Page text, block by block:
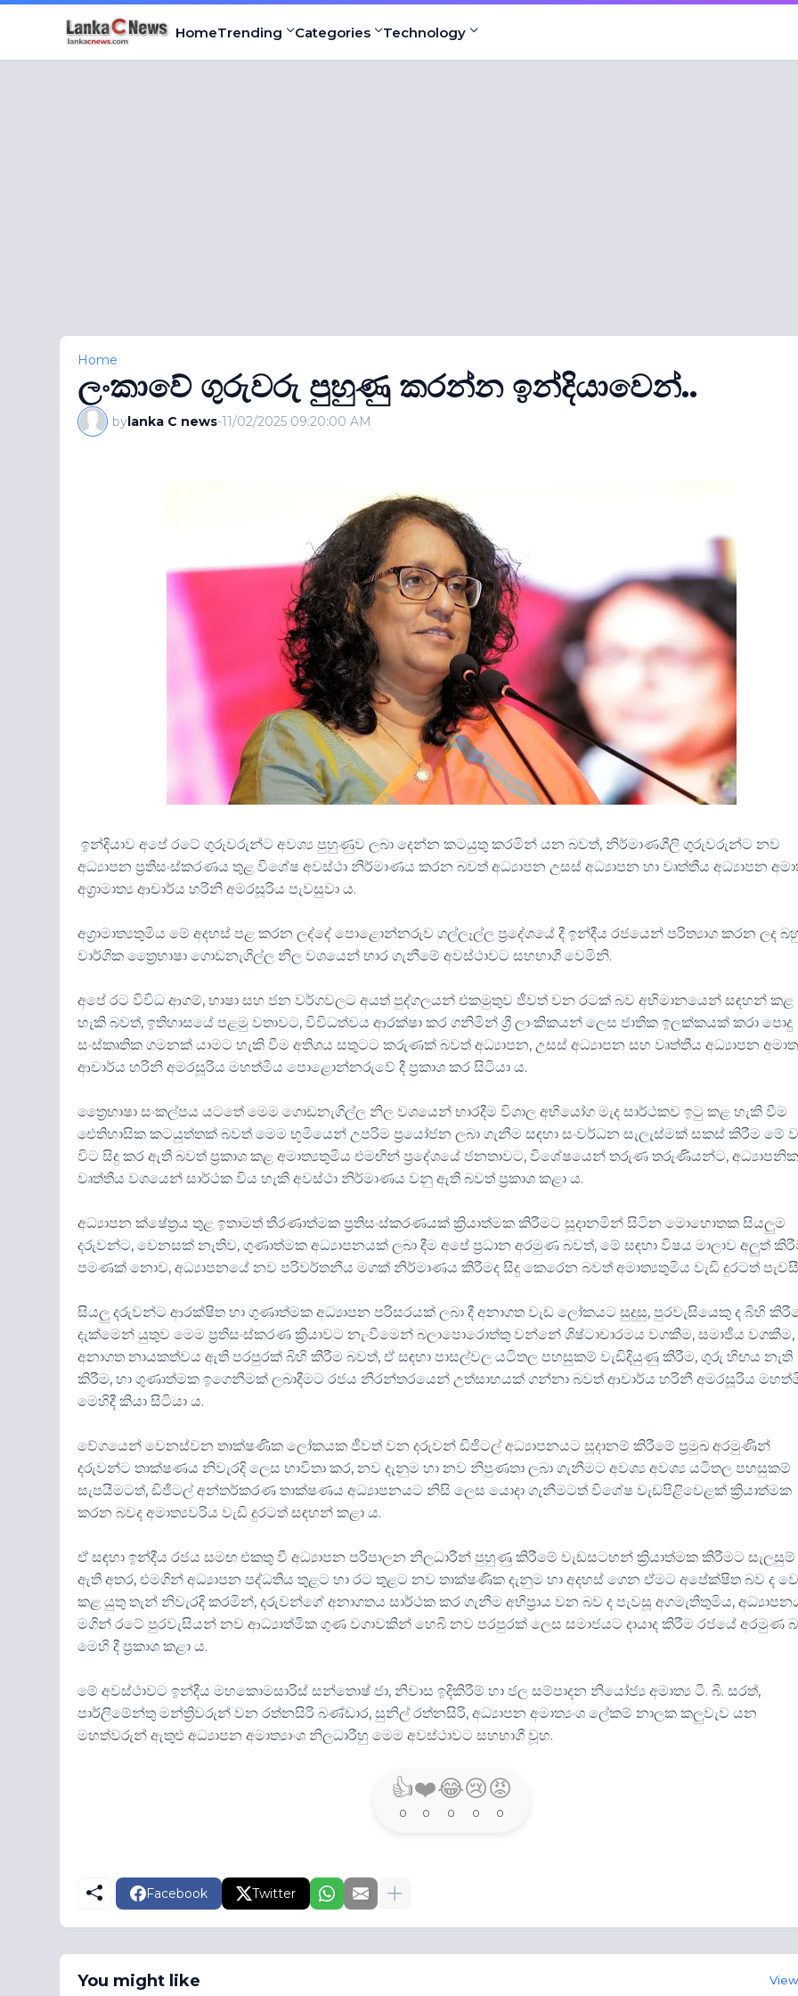
HomeTrending Categories Technology
Home
ලංකාවේ ගුරුවරු පුහුණු කරන්න ඉන්දියාවෙන්..
bylanka C news-11/02/2025 09:20:00 AM
ඉන්දියාව අපේ රටේ ගුරුවරුන්ට අවශ්‍ය පුහුණුව ලබා දෙන්න කටයුතු කරමින් යන බවත්, නිර්මාණශීලි ගුරුවරුන්ට නව
අධ්‍යාපන ප්‍රතිසංස්කරණය තුළ විශේෂ අවස්ථා නිර්මාණය කරන බවත් අධ්‍යාපන උසස් අධ්‍යාපන හා වෘත්තීය අධ්‍යාපන
අග්‍රාමාත්‍ය ආචාර්ය හරිනි අමරසූරිය පැවසුවා ය.
අග්‍රාමාත්‍යතුමිය මේ අදහස් පළ කරන ලද්දේ පොළොන්නරුව ගල්ලෑල්ල ප්‍රදේශයේ දී ඉන්දීය රජයෙන් පරිත්‍යාග කරන ලද
වාර්ගික ත්‍රෛභාෂා ගොඩනැගිල්ල නිල වශයෙන් භාර ගැනීමේ අවස්ථාවට සහභාගී වෙමිනි.
අපේ රට විවිධ ආගම්, භාෂා සහ ජන වර්ගවලට අයත් පුද්ගලයන් එකමුතුව ජීවත් වන රටක් බව අභිමානයෙන් සඳහන් කළ
හැකි බවත්, ඉතිහාසයේ පළමු වතාවට, විවිධත්වය ආරක්ෂා කර ගනිමින් ශ්‍රී ලාංකිකයන් ලෙස ජාතික ඉලක්කයක් කරා පොදු
සංස්කෘතික ගමනක් යාමට හැකි වීම අතිශය සතුටට කරුණක් බවත් අධ්‍යාපන, උසස් අධ්‍යාපන සහ වෘත්තීය අධ්‍යාපන
ආචාර්ය හරිනි අමරසූරිය මහත්මිය පොළොන්නරුවේ දී ප්‍රකාශ කර සිටියා ය.
ත්‍රෛභාෂා සංකල්පය යටතේ මෙම ගොඩනැගිල්ල නිල වශයෙන් භාරදීම විශාල අභියෝග මැද සාර්ථකව ඉටු කළ හැකි වීම
‍ඓතිහාසික කටයුත්තක් බවත් මෙම භූමියෙන් උපරිම ප්‍රයෝජන ලබා ගැනීම සඳහා සංවර්ධන සැලැස්මක් සකස් කිරීම මේ
විට සිදු කර ඇති බවත් ප්‍රකාශ කළ අමාත්‍යතුමිය එමඟින් ප්‍රදේශයේ ජනතාවට, විශේෂයෙන් තරුණ තරුණියන්ට, අධ්‍යාපනික
වෘත්තීය වශයෙන් සාර්ථක විය හැකි අවස්ථා නිර්මාණය වනු ඇති බවත් ප්‍රකාශ කළා ය.
අධ්‍යාපන ක්ෂේත්‍රය තුළ ඉතාමත් තීරණාත්මක ප්‍රතිසංස්කරණයක් ක්‍රියාත්මක කිරීමට සූදානමින් සිටින මොහොතක සියලුම
දරුවන්ට, වෙනසක් නැතිව, ගුණාත්මක අධ්‍යාපනයක් ලබා දීම අපේ ප්‍රධාන අරමුණ බවත්, මේ සඳහා විෂය මාලාව අලුත්
පමණක් නොව, අධ්‍යාපනයේ නව පරිවර්තනීය මගක් නිර්මාණය කිරීමද සිදු කෙරෙන බවත් අමාත්‍යතුමිය වැඩි දුරටත්
සියලු දරුවන්ට ආරක්ෂිත හා ගුණාත්මක අධ්‍යාපන පරිසරයක් ලබා දී අනාගත වැඩ ලෝකයට සුදුසු, පුරවැසියෙකු ද බිහි
දැක්මෙන් යුතුව මෙම ප්‍රතිසංස්කරණ ක්‍රියාවට නැංවීමෙන් බලාපොරොත්තු වන්නේ ශිෂ්ටාචාරමය වගකීම, සමාජීය වගකීම,
අනාගත නායකත්වය ඇති පරපුරක් බිහි කිරීම බවත්, ඒ සඳහා පාසල්වල යටිතල පහසුකම් වැඩිදියුණු කිරීම, ගුරු හිඟය නැති
කිරීම, හා ගුණාත්මක ඉගෙනීමක් ලබාදීමට රජය නිරන්තරයෙන් උත්සාහයක් ගන්නා බවත් ආචාර්ය හරිනී අමරසූරිය
මෙහිදී කියා සිටියා ය.
වේගයෙන් වෙනස්වන තාක්ෂණික ලෝකයක ජීවත් වන දරුවන් ඩිජිටල් අධ්‍යාපනයට සූදානම් කිරීමේ ප්‍රමුඛ අරමුණින්
දරුවන්ට තාක්ෂණය නිවැරදි ලෙස භාවිතා කර, නව දැනුම හා නව නිපුණතා ලබා ගැනීමට අවශ්‍ය අවශ්‍ය යටිතල පහසුකම්
සැපයීමටත්, ඩිජිටල් අන්තර්කරණ තාක්ෂණය අධ්‍යාපනයට නිසි ලෙස යොදා ගැනීමටත් විශේෂ වැඩපිළිවෙළක් ක්‍රියාත්මක
කරන බවද අමාත්‍යවරිය වැඩි දුරටත් සඳහන් කළා ය.
ඒ සඳහා ඉන්දීය රජය සමඟ එකතු වී අධ්‍යාපන පරිපාලන නිලධාරීන් පුහුණු කිරීමේ වැඩසටහන් ක්‍රියාත්මක කිරීමට
ඇති අතර, එමගින් අධ්‍යාපන පද්ධතිය තුළට හා රට තුළට නව තාක්ෂණික දැනුම හා අදහස් ගෙන ඒමට අපේක්ෂිත බව ද
කළ යුතු තැන් නිවැරදි කරමින්, දරුවන්ගේ අනාගතය සාර්ථක කර ගැනීම අභිප්‍රාය වන බව ද පැවසූ අගමැතිතුමිය,
මගින් රටේ පුරවැසියන් නව ආධ්‍යාත්මික ගුණ වගාවකින් හෙබි නව පරපුරක් ලෙස සමාජයට දායාද කිරීම රජයේ අරමුණ
මෙහි දී ප්‍රකාශ කළා ය.
මේ අවස්ථාවට ඉන්දීය මහකොමසාරිස් සන්තොෂ් ජා, නිවාස ඉදිකිරීම් හා ජල සම්පාදන නි‍යෝජ්‍ය අමාත්‍ය ටී. බී. සරත්,
පාර්ලිමේන්තු මන්ත්‍රිවරුන් වන රත්නසිරි බණ්ඩාර, සුනිල් රත්නසිරි, අධ්‍යාපන අමාත්‍යංශ ලේකම් නාලක කලුවැව යන
මහත්වරුන් ඇතුළු අධ්‍යාපන අමාත්‍යාංශ නිලධාරීහු මෙම අවස්ථාවට සහභාගී වූහ.
👍
0
❤️
0
😂
0
😢
0
😡
0
Facebook Twitter
You might like